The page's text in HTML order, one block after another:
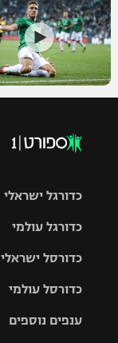
כדורגל ישראלי
גביע הטוטו
כדורגל עולמי
האלופות
ליגה
כדורסל ישראלי
סל
כדורסל עולמי
ענפים נוספים